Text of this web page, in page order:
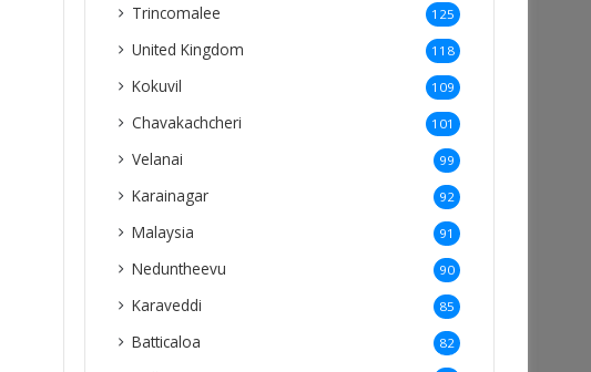
Trincomalee 125
United Kingdom 118
Kokuvil 109
Chavakachcheri 101
Velanai 99
Karainagar 92
Malaysia 91
Neduntheevu 90
Karaveddi 85
Batticaloa 82